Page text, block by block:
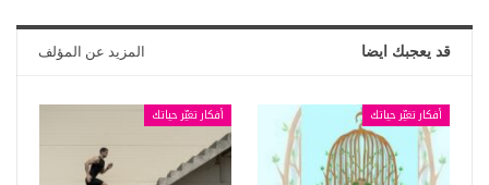
قد يعجبك ايضا المزيد عن المؤلف
أفكار تغيّر حياتك أفكار تغيّر حياتك